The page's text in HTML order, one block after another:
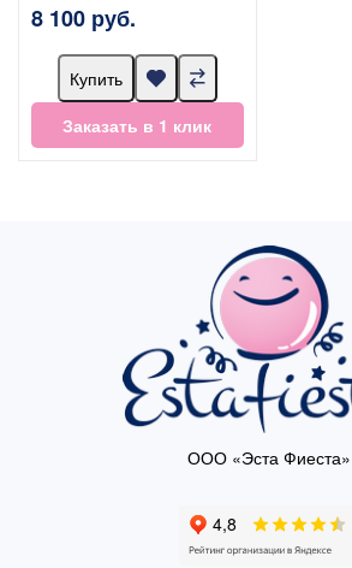
8 100 руб.
Купить
Заказать в 1 клик
ООО «Эста Фиеста»